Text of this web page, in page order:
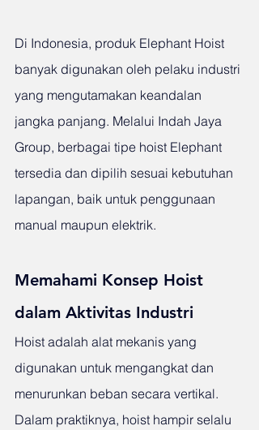
Di Indonesia, produk Elephant Hoist
banyak digunakan oleh pelaku industri
yang mengutamakan keandalan
jangka panjang. Melalui Indah Jaya
Group, berbagai tipe hoist Elephant
tersedia dan dipilih sesuai kebutuhan
lapangan, baik untuk penggunaan
manual maupun elektrik.
Memahami Konsep Hoist
dalam Aktivitas Industri
Hoist adalah alat mekanis yang
digunakan untuk mengangkat dan
menurunkan beban secara vertikal.
Dalam praktiknya, hoist hampir selalu